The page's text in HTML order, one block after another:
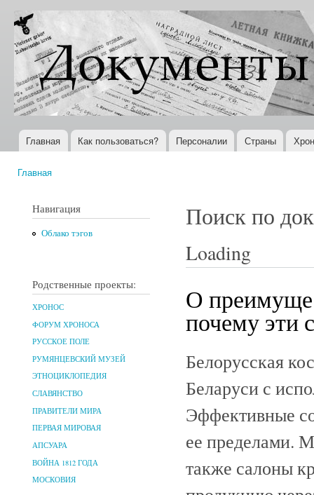
Документы
XX века
Всемирная
история в
Интернете
Главное меню
Главная Как пользоваться? Персоналии Страны
Главная
Навигация
Облако тэгов
Родственные проекты:
ХРОНОС
ФОРУМ ХРОНОСА
РУССКОЕ ПОЛЕ
РУМЯНЦЕВСКИЙ МУЗЕЙ
ЭТНОЦИКЛОПЕДИЯ
СЛАВЯНСТВО
ПРАВИТЕЛИ МИРА
ПЕРВАЯ МИРОВАЯ
АПСУАРА
ВОЙНА 1812 ГОДА
МОСКОВИЯ
Поиск по
Loading
О
почему эти
Белорусская
Беларуси с
Эффективные
ее пределами.
также салоны